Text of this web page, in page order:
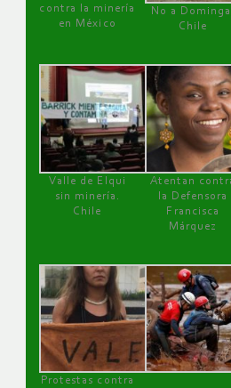
contra la minería
en México
No a
Chile
Valle de Elqui
sin minería.
Chile
Atentan
la Defensora
Francisca
Márquez
Protestas contra